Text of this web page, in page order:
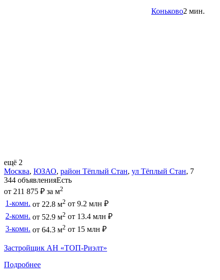
Коньково2 мин.
ещё 2
Москва, ЮЗАО, район Тёплый Стан, ул Тёплый Стан, 7
344 объявленияЕсть
от 211 875 ₽ за м2
1-комн. от 22.8 м2 от 9.2 млн ₽
2-комн. от 52.9 м2 от 13.4 млн ₽
3-комн. от 64.3 м2 от 15 млн ₽
Застройщик АН «ТОП-Риэлт»
Подробнее